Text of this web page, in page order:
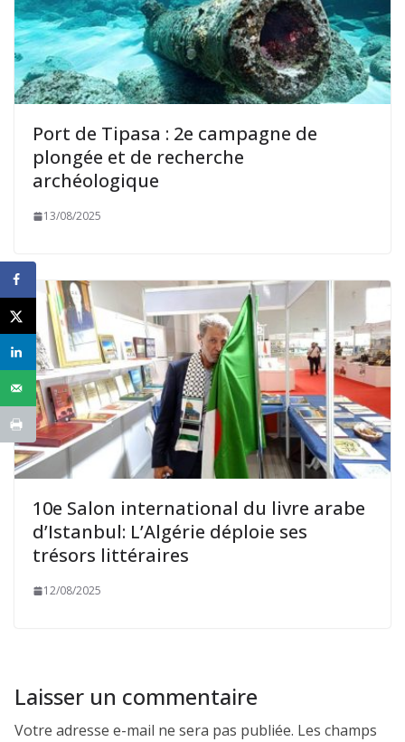
Port de Tipasa : 2e campagne de
plongée et de recherche
archéologique
13/08/2025
10e Salon international du livre arabe
d’Istanbul: L’Algérie déploie ses
trésors littéraires
12/08/2025
Laisser un commentaire
Votre adresse e-mail ne sera pas publiée. Les champs